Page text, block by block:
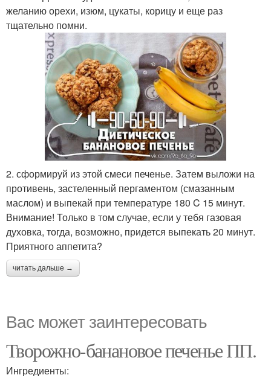
желанию орехи, изюм, цукаты, корицу и еще раз
тщательно помни.
2. сформируй из этой смеси печенье. Затем выложи на
противень, застеленный пергаментом (смазанным
маслом) и выпекай при температуре 180 C 15 минут.
Внимание! Только в том случае, если у тебя газовая
духовка, тогда, возможно, придется выпекать 20 минут.
Приятного аппетита?
читать дальше →
Вас может заинтересовать
Творожно-банановое печенье ПП.
Ингредиенты: